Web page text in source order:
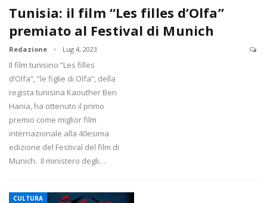
Tunisia: il film “Les filles d’Olfa”
premiato al Festival di Munich
Redazione Lug 4, 2023
Il film tunisino “Les filles
d’Olfa”, “le figlie di Olfa”, della
regista tunisina Kaouther Ben
Hania, ha ottenuto il primo
premio come miglior film
internazionale alla 40esima
edizione del Festival del film di
Munich. Il ministero degli…
CULTURA